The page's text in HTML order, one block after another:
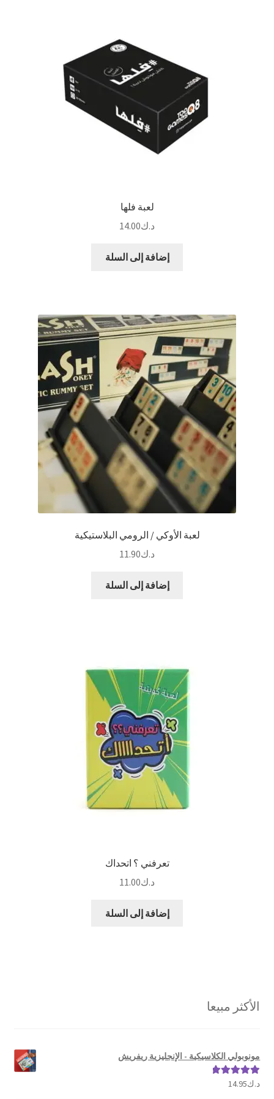
لعبة فلها
د.ك14.00
إضافة إلى السلة
لعبة الأوكي / الرومي البلاستيكية
د.ك11.90
إضافة إلى السلة
تعرفني ؟ اتحداك
د.ك11.00
إضافة إلى السلة
الأكثر مبيعا
مونوبولي الكلاسيكية - الإنجليزية ريفريش
تم التقييم
د.ك14.95